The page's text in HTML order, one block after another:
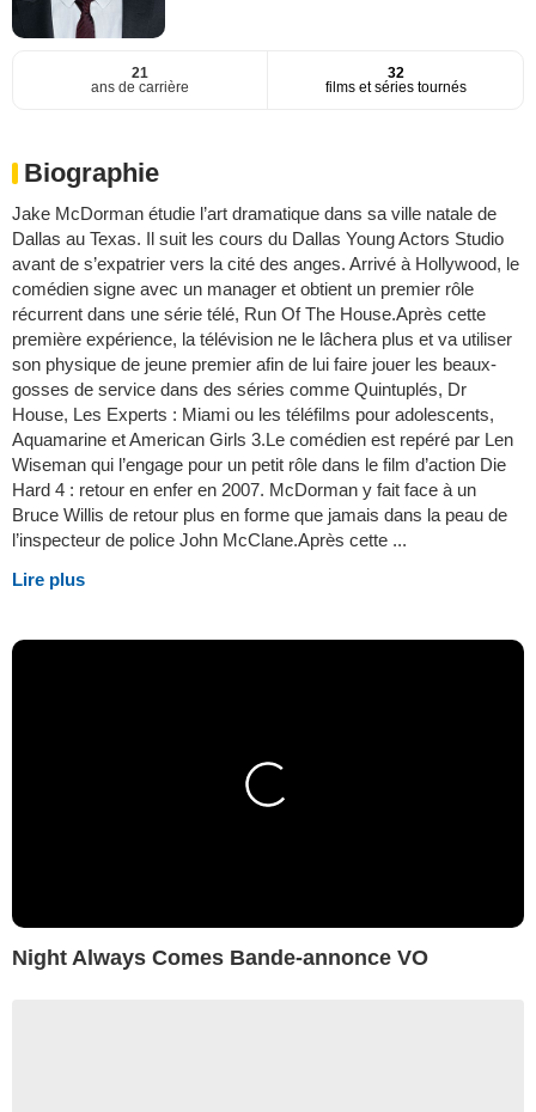
21
ans de carrière
32
films et séries tournés
Biographie
Jake McDorman étudie l’art dramatique dans sa ville natale de
Dallas au Texas. Il suit les cours du Dallas Young Actors Studio
avant de s’expatrier vers la cité des anges. Arrivé à Hollywood, le
comédien signe avec un manager et obtient un premier rôle
récurrent dans une série télé, Run Of The House.Après cette
première expérience, la télévision ne le lâchera plus et va utiliser
son physique de jeune premier afin de lui faire jouer les beaux-
gosses de service dans des séries comme Quintuplés, Dr
House, Les Experts : Miami ou les téléfilms pour adolescents,
Aquamarine et American Girls 3.Le comédien est repéré par Len
Wiseman qui l’engage pour un petit rôle dans le film d’action Die
Hard 4 : retour en enfer en 2007. McDorman y fait face à un
Bruce Willis de retour plus en forme que jamais dans la peau de
l’inspecteur de police John McClane.Après cette ...
Lire plus
Night Always Comes Bande-annonce VO